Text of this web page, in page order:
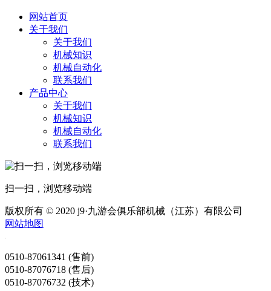
网站首页
关于我们
关于我们
机械知识
机械自动化
联系我们
产品中心
关于我们
机械知识
机械自动化
联系我们
扫一扫，浏览移动端
版权所有 © 2020 j9·九游会俱乐部机械（江苏）有限公司
网站地图
0510-87061341 (售前)
0510-87076718 (售后)
0510-87076732 (技术)